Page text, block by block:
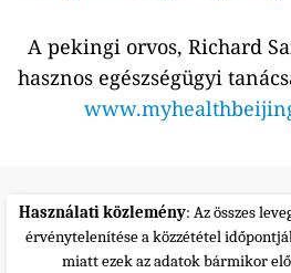
A pekingi orvos, Richard
hasznos egészségügyi
Használati közlemény: Az összes
érvénytelenítése a közzététel
miatt ezek az adatok bármikor